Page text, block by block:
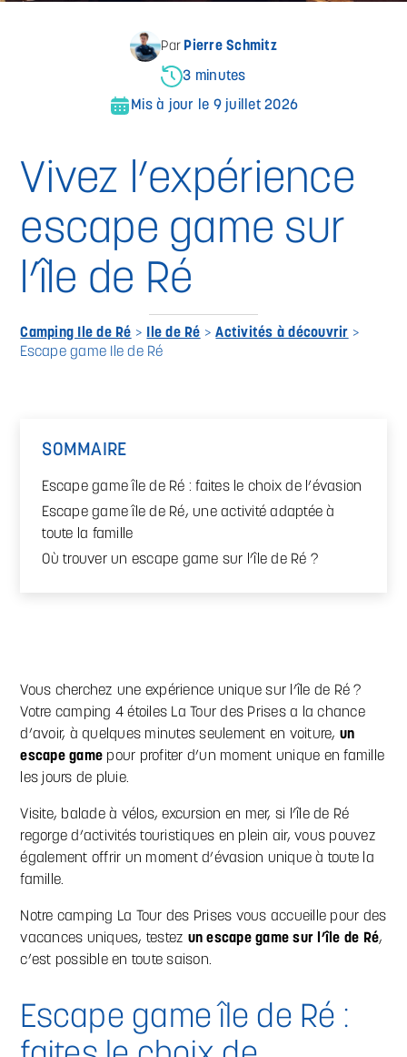
Par Pierre Schmitz
3 minutes
Mis à jour le 9 juillet 2026
Vivez l’expérience
escape game sur
l’île de Ré
Camping Ile de Ré > Ile de Ré >Activités à découvrir >
Escape game Ile de Ré
SOMMAIRE
Escape game île de Ré : faites le choix de l’évasion
Escape game île de Ré, une activité adaptée à
toute la famille
Où trouver un escape game sur l’île de Ré ?
Vous cherchez une expérience unique sur l’île de Ré ?
Votre camping 4 étoiles La Tour des Prises a la chance
d’avoir, à quelques minutes seulement en voiture, un
escape game pour profiter d’un moment unique en famille
les jours de pluie.
Visite, balade à vélos, excursion en mer, si l’île de Ré
regorge d’activités touristiques en plein air, vous pouvez
également offrir un moment d’évasion unique à toute la
famille.
Notre camping La Tour des Prises vous accueille pour des
vacances uniques, testez un escape game sur l’île de Ré,
c’est possible en toute saison.
Escape game île de Ré :